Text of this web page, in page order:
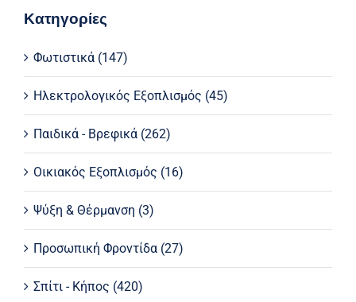
Κατηγορίες
Φωτιστικά (147)
Ηλεκτρολογικός Εξοπλισμός (45)
Παιδικά - Βρεφικά (262)
Οικιακός Εξοπλισμός (16)
Ψύξη & Θέρμανση (3)
Προσωπική Φροντίδα (27)
Σπίτι - Κήπος (420)